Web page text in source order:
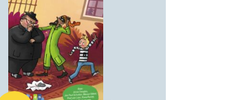
Hardcover